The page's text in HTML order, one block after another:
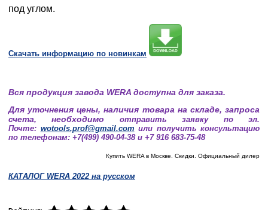
под углом.
Cкачать информацию по новинкам
Вся продукция завода WERA доступна для заказа.
Для уточнения цены, наличия товара на складе, запроса
счета, необходимо
отправить заявку по эл.
Почте: wotools.prof@gmail.com или получить консультацию
по телефонам: +7(499) 490-04-38 и +7 916 683-75-48
Купить WERA в Москве. Скидки. Официальный дилер
КАТАЛОГ WERA 2022 на русском